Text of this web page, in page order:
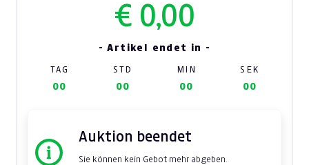
€ 0,00
- Artikel endet in -
TAG STD MIN SEK
00 00 00 00
Auktion beendet
Sie können kein Gebot mehr abgeben.